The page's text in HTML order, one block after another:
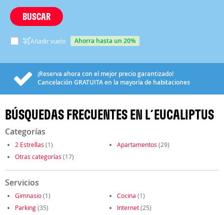
BUSCAR
Añadir vuelo ahorra hasta un 20%
¡Reserva ahora con el mejor precio garantizado!
Cancelación GRATUITAen la mayoría de habitaciones
BÚSQUEDAS FRECUENTES EN L´EUCALIPTUS
Categorías
2 Estrellas (1) Apartamentos (29)
Otras categorías (17)
Servicios
Gimnasio(1) Cocina (1)
Parking(35) Internet(25)